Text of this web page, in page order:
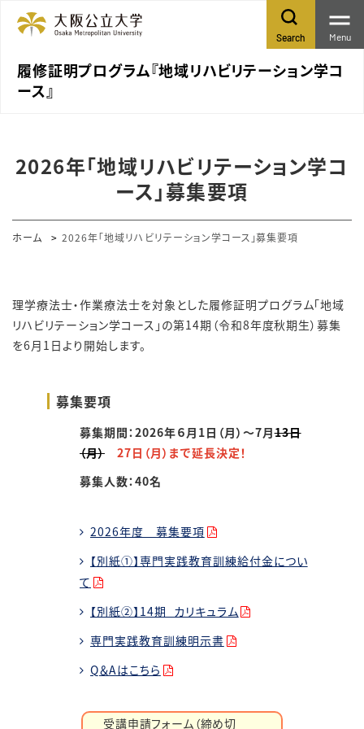
履修証明プログラム『地域リハビリテーション学コ
ース』
Search Menu
2026年「地域リハビリテーション学コ
ース」募集要項
ホーム 2026年「地域リハビリテーション学コース」募集要項
理学療法士・作業療法士を対象とした履修証明プログラム「地域
リハビリテーション学コース」の第14期（令和8年度秋期生）募集
を6月1日より開始します。
募集要項
募集期間：2026年６月1日（月）～7月13日
（月）
27日（月）まで延長決定！
募集人数：40名
2026年度 募集要項
【別紙①】専門実践教育訓練給付金につい
て
【別紙②】14期_カリキュラム
専門実践教育訓練明示書
Q＆Aはこちら
受講申請フォーム（締め切